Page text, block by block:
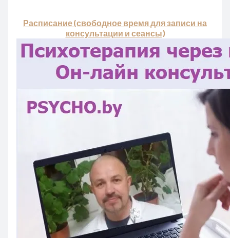
Расписание (свободное время для записи на
консультации и сеансы)